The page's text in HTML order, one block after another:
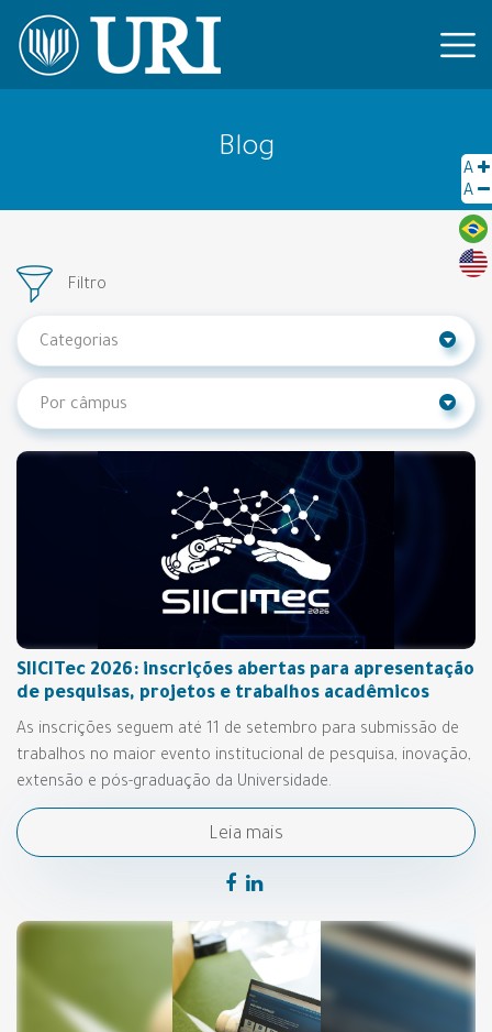
A
A
Blog
Filtro
SIICITec 2026: inscrições abertas para apresentação
de pesquisas, projetos e trabalhos acadêmicos
As inscrições seguem até 11 de setembro para submissão de
trabalhos no maior evento institucional de pesquisa, inovação,
extensão e pós-graduação da Universidade.
Leia mais